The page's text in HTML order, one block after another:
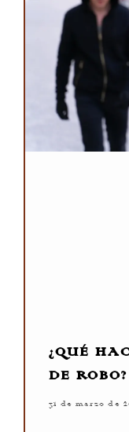
¿QUÉ
DE ROBO?
31 de marzo de